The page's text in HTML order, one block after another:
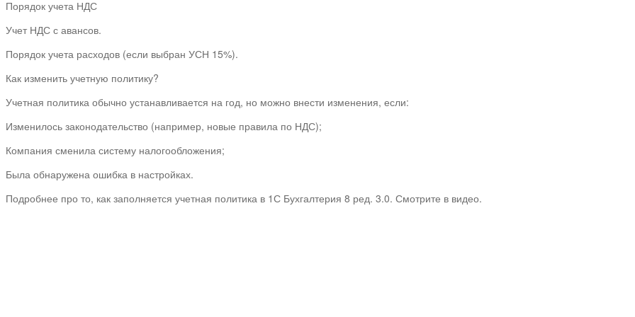
Порядок учета НДС
Учет НДС с авансов.
Порядок учета расходов (если выбран УСН 15%).
Как изменить учетную политику?
Учетная политика обычно устанавливается на год, но можно внести изменения, если:
Изменилось законодательство (например, новые правила по НДС);
Компания сменила систему налогообложения;
Была обнаружена ошибка в настройках.
Подробнее про то, как заполняется учетная политика в 1С Бухгалтерия 8 ред. 3.0. Смотрите в видео.